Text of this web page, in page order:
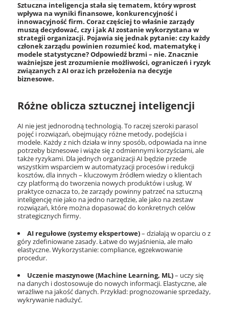
Sztuczna inteligencja stała się tematem, który wprost
wpływa na wyniki finansowe, konkurencyjność i
innowacyjność firm. Coraz częściej to właśnie zarządy
muszą decydować, czy i jak AI zostanie wykorzystana w
strategii organizacji. Pojawia się jednak pytanie: czy każdy
członek zarządu powinien rozumieć kod, matematykę i
modele statystyczne? Odpowiedź brzmi – nie. Znacznie
ważniejsze jest zrozumienie możliwości, ograniczeń i ryzyk
związanych z AI oraz ich przełożenia na decyzje
biznesowe.
Różne oblicza sztucznej inteligencji
AI nie jest jednorodną technologią. To raczej szeroki parasol
pojęć i rozwiązań, obejmujący różne metody, podejścia i
modele. Każdy z nich działa w inny sposób, odpowiada na inne
potrzeby biznesowe i wiąże się z odmiennymi korzyściami, ale
także ryzykami. Dla jednych organizacji AI będzie przede
wszystkim wsparciem w automatyzacji procesów i redukcji
kosztów, dla innych – kluczowym źródłem wiedzy o klientach
czy platformą do tworzenia nowych produktów i usług. W
praktyce oznacza to, że zarządy powinny patrzeć na sztuczną
inteligencję nie jako na jedno narzędzie, ale jako na zestaw
rozwiązań, które można dopasować do konkretnych celów
strategicznych firmy.
AI regułowe (systemy ekspertowe)– działają w oparciu o z
góry zdefiniowane zasady. Łatwe do wyjaśnienia, ale mało
elastyczne. Wykorzystanie: compliance, egzekwowanie
procedur.
Uczenie maszynowe (Machine Learning, ML)– uczy się
na danych i dostosowuje do nowych informacji. Elastyczne, ale
wrażliwe na jakość danych. Przykład: prognozowanie sprzedaży,
wykrywanie nadużyć.